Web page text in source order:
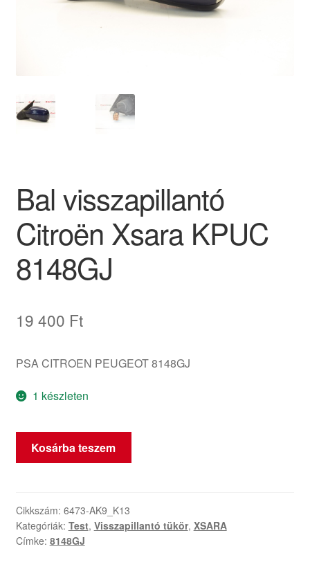
Panaszkezelési szabályzat
Saját fiókom
Szállítás világszerte
Szekér
Bal visszapillantó
Citroën Xsara KPUC
8148GJ
19 400 Ft
PSA CITROEN PEUGEOT 8148GJ
1 készleten
visszapillantó
KPUC
8148GJ
mennyiség
Kosárba teszem
Cikkszám: 6473-AK9_K13
Kategóriák: Test, Visszapillantó tükör, XSARA
Címke: 8148GJ